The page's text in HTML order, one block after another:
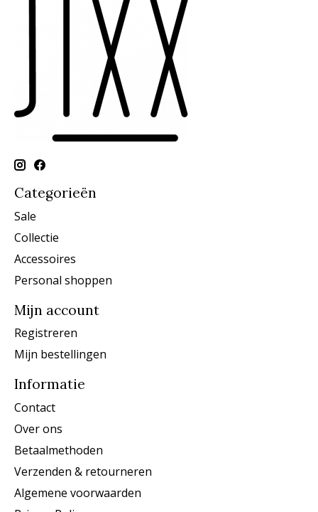
Categorieën
Sale
Collectie
Accessoires
Personal shoppen
Mijn account
Registreren
Mijn bestellingen
Informatie
Contact
Over ons
Betaalmethoden
Verzenden & retourneren
Algemene voorwaarden